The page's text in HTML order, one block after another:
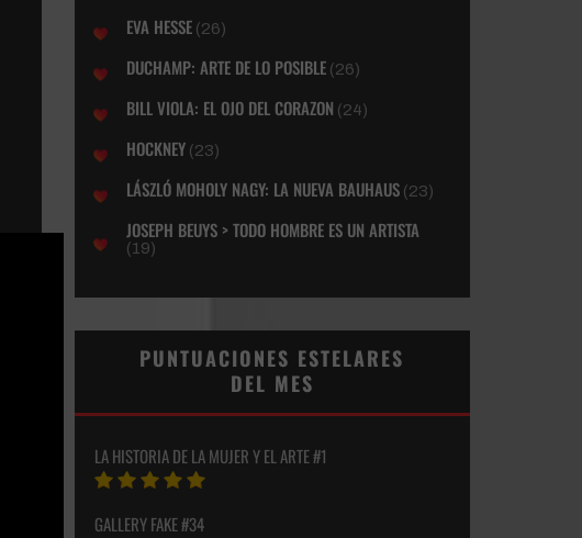
EVA HESSE (26)
DUCHAMP: ARTE DE LO POSIBLE (26)
BILL VIOLA: EL OJO DEL CORAZON (24)
HOCKNEY (23)
LÁSZLÓ MOHOLY NAGY: LA NUEVA BAUHAUS (23)
JOSEPH BEUYS > TODO HOMBRE ES UN ARTISTA
(19)
PUNTUACIONES ESTELARES
DEL MES
LA HISTORIA DE LA MUJER Y EL ARTE #1
GALLERY FAKE #34